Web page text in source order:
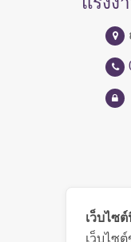
เว็บไซ
เว็บไซ